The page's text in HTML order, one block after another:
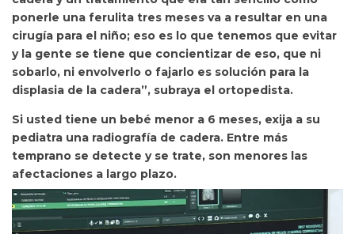
ponerle una ferulita tres meses va a resultar en una
cirugía para el niño; eso es lo que tenemos que evitar
y la gente se tiene que concientizar de eso, que ni
sobarlo, ni envolverlo o fajarlo es solución para la
displasia de la cadera”, subraya el ortopedista.
Si usted tiene un bebé menor a 6 meses, exija a su
pediatra una radiografía de cadera. Entre más
temprano se detecte y se trate, son menores las
afectaciones a largo plazo.